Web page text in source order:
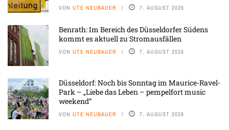
VON UTE NEUBAUER 7. AUGUST 2026
Benrath: Im Bereich des Düsseldorfer Südens
kommt es aktuell zu Stromausfällen
VON UTE NEUBAUER 7. AUGUST 2026
Düsseldorf: Noch bis Sonntag im Maurice-Ravel-
Park – „Liebe das Leben – pempelfort music
weekend“
VON UTE NEUBAUER 7. AUGUST 2026